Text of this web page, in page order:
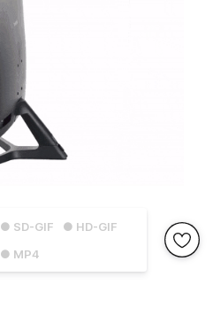
● SD-GIF
● HD-GIF
● MP4